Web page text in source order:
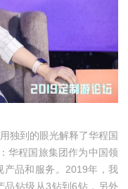
独到的眼光解释了华程国
华程国旅集团作为中国领
产品和服务。2019年，我
品钻级从3钻到6钻，另外